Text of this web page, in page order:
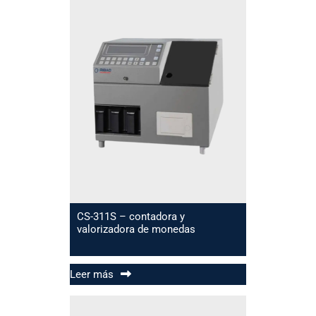
CS-311S – contadora y
valorizadora de monedas
Leer más